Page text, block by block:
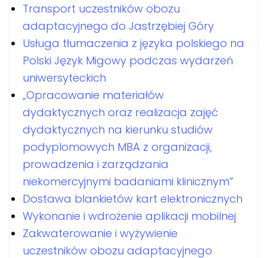
Transport uczestników obozu
adaptacyjnego do Jastrzębiej Góry
Usługa tłumaczenia z języka polskiego na
Polski Język Migowy podczas wydarzeń
uniwersyteckich
„Opracowanie materiałów
dydaktycznych oraz realizacja zajęć
dydaktycznych na kierunku studiów
podyplomowych MBA z organizacji,
prowadzenia i zarządzania
niekomercyjnymi badaniami klinicznym”
Dostawa blankietów kart elektronicznych
Wykonanie i wdrożenie aplikacji mobilnej
Zakwaterowanie i wyżywienie
uczestników obozu adaptacyjnego